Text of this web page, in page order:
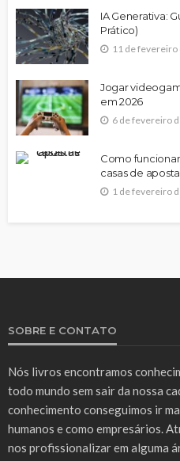
IA Generativa:
Prático)
11 de fevereiro
Jogar
em 2026
6 de fevereiro
Como
casas de
1 de fevereiro
SOBRE E CONTATO
Nós livros encontramos
todo mundo sem sair da nossa
conhecimento conseguimos ir
humanos e como empresários.
nos profissionalizar em alguma